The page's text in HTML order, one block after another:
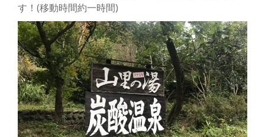
す！(移動時間約一時間)